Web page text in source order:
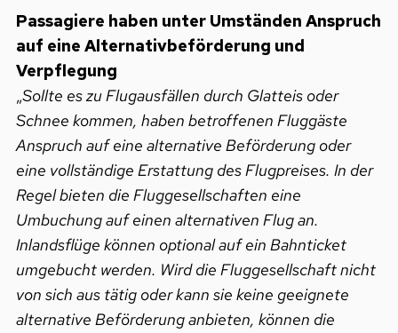
Passagiere haben unter Umständen Anspruch
auf eine Alternativbeförderung und
Verpflegung
„Sollte es zu Flugausfällen durch Glatteis oder
Schnee kommen, haben betroffenen Fluggäste
Anspruch auf eine alternative Beförderung oder
eine vollständige Erstattung des Flugpreises. In der
Regel bieten die Fluggesellschaften eine
Umbuchung auf einen alternativen Flug an.
Inlandsflüge können optional auf ein Bahnticket
umgebucht werden. Wird die Fluggesellschaft nicht
von sich aus tätig oder kann sie keine geeignete
alternative Beförderung anbieten, können die